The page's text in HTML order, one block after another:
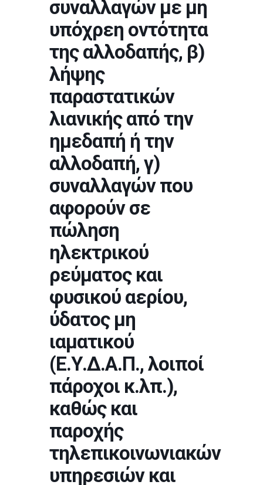
συναλλαγών με μη
υπόχρεη οντότητα
της αλλοδαπής, β)
λήψης
παραστατικών
λιανικής από την
ημεδαπή ή την
αλλοδαπή, γ)
συναλλαγών που
αφορούν σε
πώληση
ηλεκτρικού
ρεύματος και
φυσικού αερίου,
ύδατος μη
ιαματικού
(Ε.Υ.Δ.Α.Π., λοιποί
πάροχοι κ.λπ.),
καθώς και
παροχής
τηλεπικοινωνιακών
υπηρεσιών και